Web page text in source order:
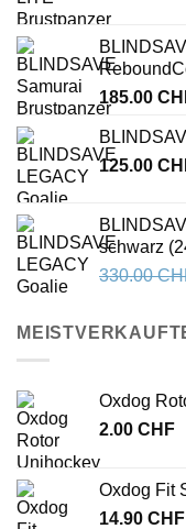
185.00
125.00
schwarz
330.00
Oxdog
2.00 CHF
Oxdog Fit
14.90 CHF